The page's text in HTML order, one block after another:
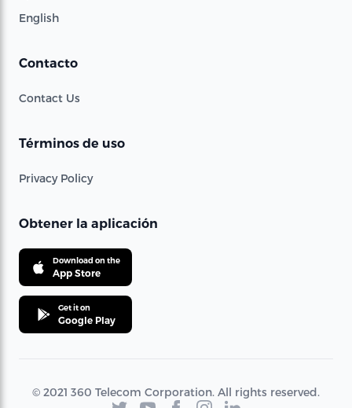
English
Contacto
Contact Us
Términos de uso
Privacy Policy
Obtener la aplicación
Download on the
App Store
Get it on
Google Play
© 2021 360 Telecom Corporation. All rights reserved.